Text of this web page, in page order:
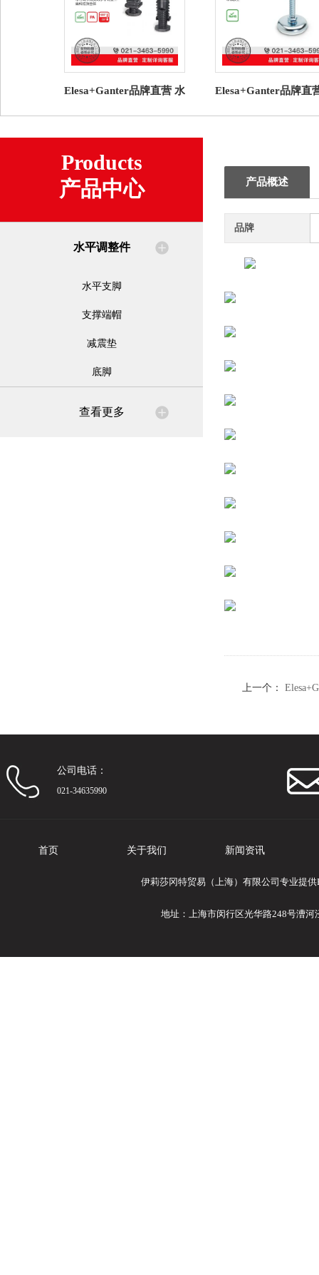
Elesa+Ganter品牌直营 水
端帽高科技聚合体
Elesa+Ganter品牌直
脚 带橡胶垫（7）
Products
产品中心
水平调整件
水平支脚
支撑端帽
减震垫
底脚
查看更多
产品概述
品牌
上一个：
公司电话：
021-34635990
首页 关于我们 新闻资讯
伊莉莎冈特贸易（上海）有限公司专业提
地址：上海市闵行区光华路248号漕